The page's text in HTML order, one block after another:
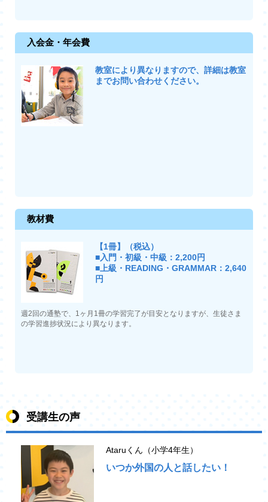
入会金・年会費
教室により異なりますので、詳細は教室
までお問い合わせください。
教材費
【1冊】（税込）
■入門・初級・中級：2,200円
■上級・READING・GRAMMAR：2,640
円
週2回の通塾で、1ヶ月1冊の学習完了が目安となりますが、生徒さま
の学習進捗状況により異なります。
受講生の声
Ataruくん（小学4年生）
いつか外国の人と話したい！